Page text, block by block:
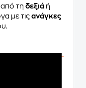
από τη δεξιά ή
με τις ανάγκες